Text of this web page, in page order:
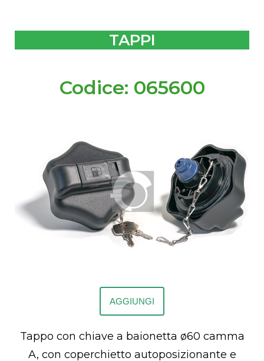
TAPPI
Codice: 065600
AGGIUNGI
Tappo con chiave a baionetta ø60 camma
A, con coperchietto autoposizionante e